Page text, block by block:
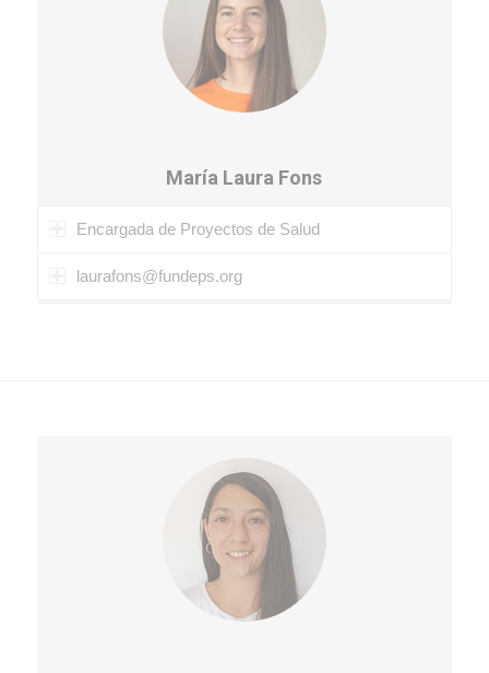
María Laura Fons
Encargada de Proyectos de Salud
laurafons@fundeps.org